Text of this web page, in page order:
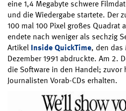
eine 1,4 Megabyte schwere
und die Wiedergabe startete. Der
100 mal 100 Pixel großes Quadrat
endete nach weniger als sechzig
Artikel Inside QuickTime, den das
Dezember 1991 abdruckte. Am 2.
die Software in den Handel;
Journalisten Vorab-CDs erhalten.